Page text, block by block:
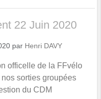
22 Juin 2020
par Henri DAVY
officelle de la FFvélo
sorties groupées
du CDM